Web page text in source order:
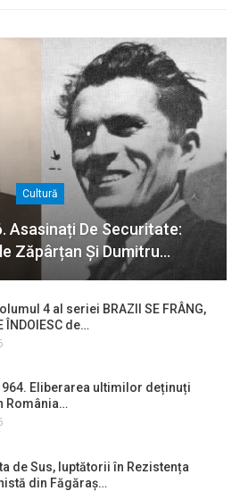
Cultură
Asasinați De Securitate:
Zăpârțan Și Dumitru…
4 al seriei BRAZII SE FRÂNG,
ÎNDOIESC de…
Eliberarea ultimilor deținuți
România…
de Sus, luptătorii în Rezistența
din Făgăraș…